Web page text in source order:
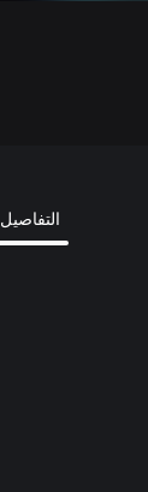
التفاصيل